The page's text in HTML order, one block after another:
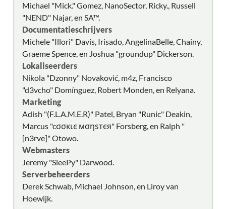
Michael "Mick." Gomez, NanoSector, Ricky., Russell
"NEND" Najar, en SA™.
Documentatieschrijvers
Michele "Illori" Davis, Irisado, AngelinaBelle, Chainy,
Graeme Spence, en Joshua "groundup" Dickerson.
Lokaliseerders
Nikola "Dzonny" Novaković, m4z, Francisco
"d3vcho" Domínguez, Robert Monden, en Relyana.
Marketing
Adish "(F.L.A.M.E.R)" Patel, Bryan "Runic" Deakin,
Marcus "cσσкιє мσηѕтєя" Forsberg, en Ralph "
[n3rve]" Otowo.
Webmasters
Jeremy "SleePy" Darwood.
Serverbeheerders
Derek Schwab, Michael Johnson, en Liroy van
Hoewijk.